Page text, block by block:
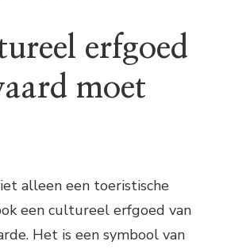
erfgoed
moet
alleen een toeristische
een cultureel erfgoed van
Het is een symbool van